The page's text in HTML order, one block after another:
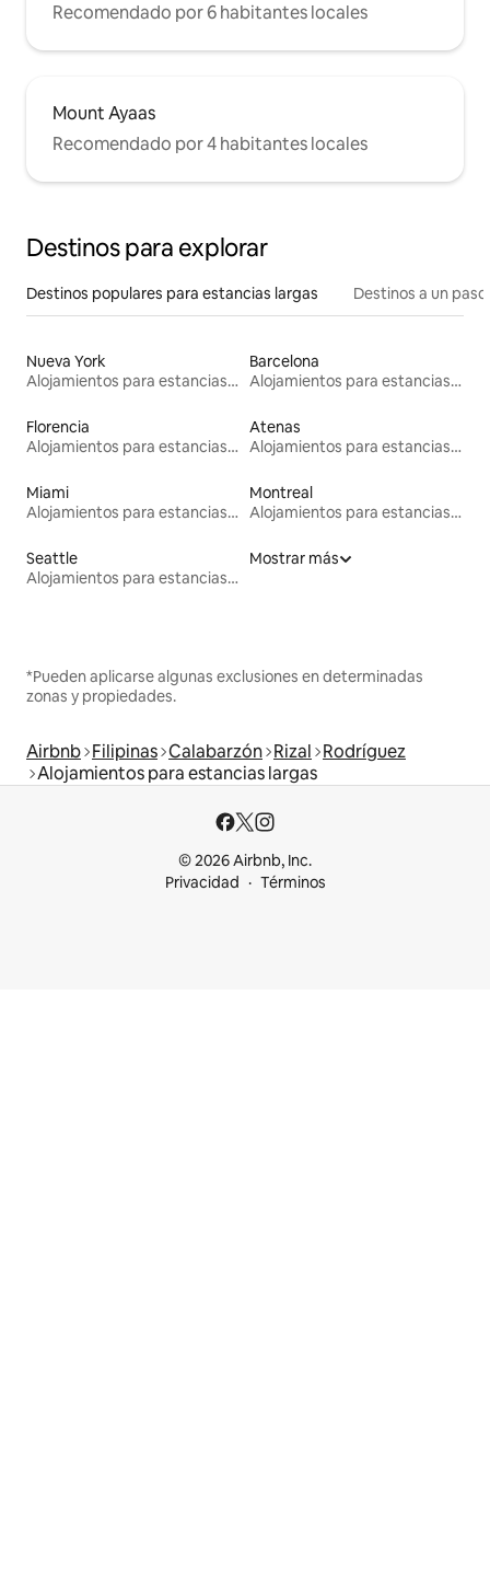
Recomendado por 6 habitantes locales
Mount Ayaas
Recomendado por 4 habitantes locales
Destinos para explorar
Destinos populares para estancias largas Destinos a un
Nueva York
Alojamientos para estancias largas
Barcelona
Alojamientos para estancias largas
Florencia
Alojamientos para estancias largas
Atenas
Alojamientos para estancias largas
Miami
Alojamientos para estancias largas
Montreal
Alojamientos para estancias largas
Seattle
Alojamientos para estancias largas
Mostrar más
*Pueden aplicarse algunas exclusiones en determinadas
zonas y propiedades.
Airbnb Filipinas Calabarzón Rizal Rodríguez
Alojamientos para estancias largas
© 2026 Airbnb, Inc.
Privacidad
Términos